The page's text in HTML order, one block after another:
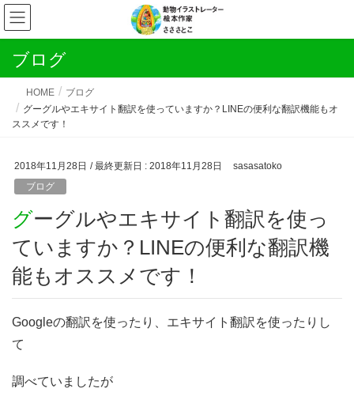
ブログ
HOME
ブログ
グーグルやエキサイト翻訳を使っていますか？LINEの便利な翻訳機能もオ
ススメです！
2018年11月28日 / 最終更新日 : 2018年11月28日
sasasatoko
ブログ
グーグルやエキサイト翻訳を使っ
ていますか？LINEの便利な翻訳機
能もオススメです！
Googleの翻訳を使ったり、エキサイト翻訳を使ったりし
て
調べていましたが